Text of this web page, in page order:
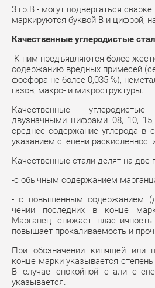
3 гр.В - могут подвергаться
маркируются буквой В и цифрой,
Качественные углеродистые
К ним предъявляются более
содержанию вредных примесей
фосфора не более 0,035 %),
газов, макро- и микроструктуры.
Качественные
двузначными цифрами 08, 10,
среднее содержание углерода в
указанием степени
Качественные стали делят на две
-с обычным содержанием
- с повышенным содержанием
чении последних в конце
Марганец снижает
повышает прокаливаемость и
При обозначении кипящей или
конце марки указывается степень
В случае спокойной стали
указывается.